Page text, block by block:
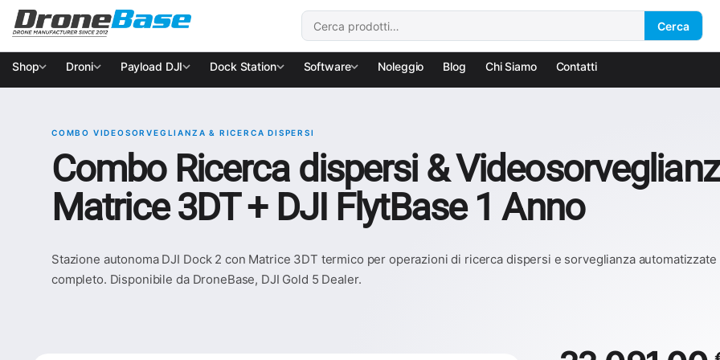
Salta alla navigazione
Salta al contenuto
Cerca: Cerca
Shop Droni Payload DJI Dock Station Software Noleggio Blog Chi Siamo Contatti
COMBO VIDEOSORVEGLIANZA & RICERCA DISPERSI
Combo Ricerca dispersi &
Matrice 3DT + DJI FlytBase 1 Anno
Stazione autonoma DJI Dock 2 con Matrice 3DT termico per operazioni di ricerca dispersi e sorveglianza
completo. Disponibile da DroneBase, DJI Gold 5 Dealer.